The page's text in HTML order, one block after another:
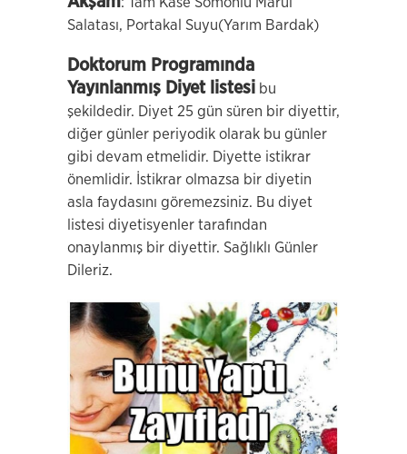
Salatası, Portakal Suyu(Yarım Bardak)
Doktorum Programında
Yayınlanmış Diyet listesi bu
şekildedir. Diyet 25 gün süren bir diyettir,
diğer günler periyodik olarak bu günler
gibi devam etmelidir. Diyette istikrar
önemlidir. İstikrar olmazsa bir diyetin
asla faydasını göremezsiniz. Bu diyet
listesi diyetisyenler tarafından
onaylanmış bir diyettir. Sağlıklı Günler
Dileriz.